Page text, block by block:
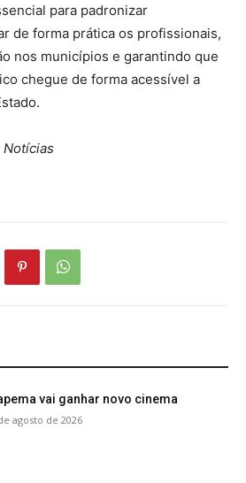
para padronizar
de forma prática os profissionais,
nos municípios e garantindo que
chegue de forma acessível a
Notícias
vai ganhar novo cinema
agosto de 2026